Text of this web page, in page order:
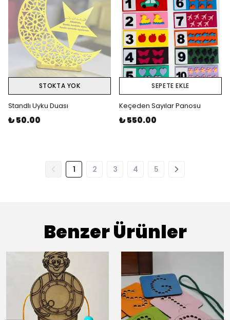
STOKTA YOK
Standlı Uyku Duası
₺ 50.00
SEPETE EKLE
Keçeden Sayılar Panosu
₺ 550.00
1 2 3 4 5
Benzer Ürünler